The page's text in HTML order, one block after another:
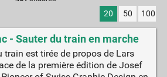
20 50 100
- Sauter du train en marche
train est tirée de propos de Lars
de la première édition de Josef